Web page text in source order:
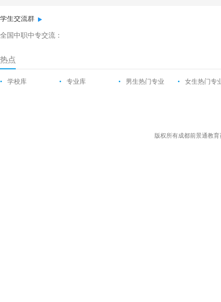
学生交流群
全国中职中专交流：
热点
• 学校库 • 专业库 • 男生热门专业 • 女生热门专
版权所有成都前景通教